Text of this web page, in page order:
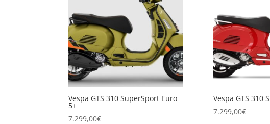
Vespa GTS 310 SuperSport Euro
5+
7.299,00€
Vespa GTS 310
7.299,00€